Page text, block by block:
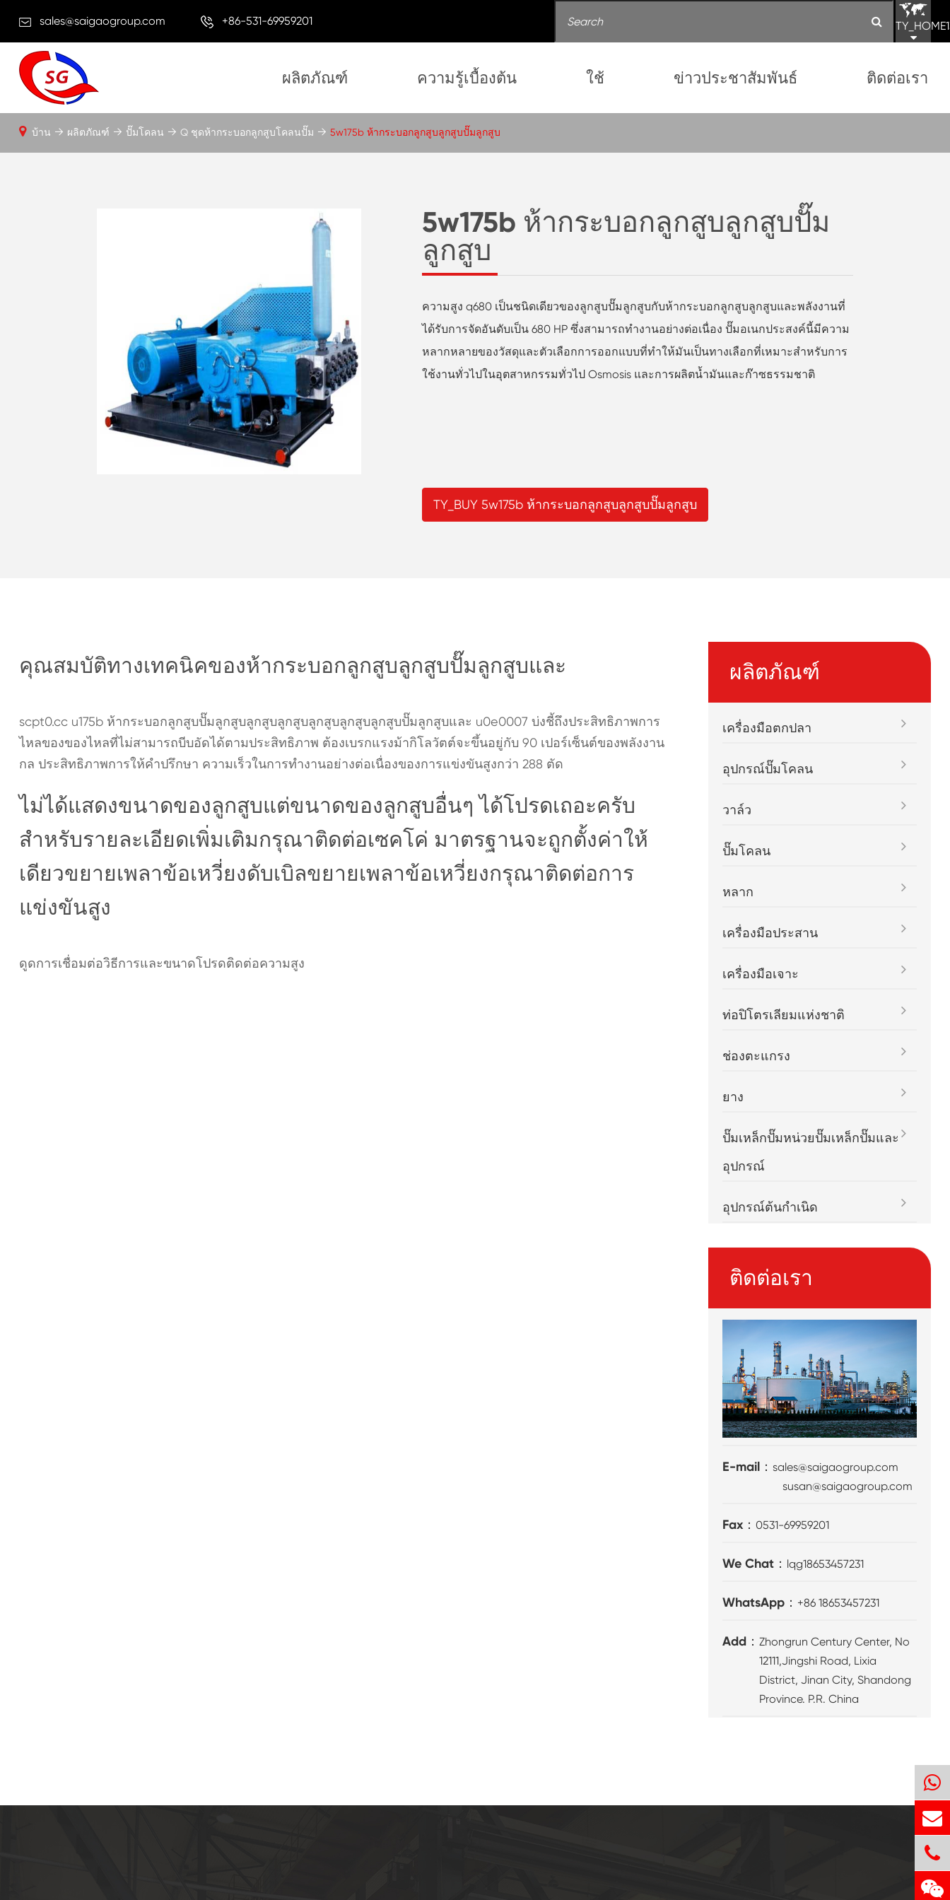
sales@saigaogroup.com +86-531-69959201
ผลิตภัณฑ์ ความรู้เบื้องต้น ใช้ ข่าวประชาสัมพันธ์ ติดต่อเรา
5w175b ห้ากระบอกลูกสูบลูกสูบปั๊ม
ลูกสูบ
ความสูง q680 เป็นชนิดเดียวของลูกสูบปั๊มลูกสูบกับห้ากระบอกลูกสูบลูกสูบและพลังงานที่
ได้รับการจัดอันดับเป็น 680 HP ซึ่งสามารถทำงานอย่างต่อเนื่อง ปั๊มอเนกประสงค์นี้มีความ
หลากหลายของวัสดุและตัวเลือกการออกแบบที่ทำให้มันเป็นทางเลือกที่เหมาะสำหรับการ
ใช้งานทั่วไปในอุตสาหกรรมทั่วไป Osmosis และการผลิตน้ำมันและก๊าซธรรมชาติ
TY_BUY 5w175b ห้ากระบอกลูกสูบลูกสูบปั๊มลูกสูบ
บ้าน ผลิตภัณฑ์ ปั๊มโคลน Q ชุดห้ากระบอกลูกสูบโคลนปั๊ม 5w175b ห้ากระบอกลูกสูบลูกสูบปั๊มลูกสูบ
คุณสมบัติทางเทคนิคของห้ากระบอกลูกสูบลูกสูบปั๊มลูกสูบและ
scpt0.cc u175b ห้ากระบอกลูกสูบปั๊มลูกสูบลูกสูบลูกสูบลูกสูบลูกสูบลูกสูบปั๊มลูกสูบและ u0e0007 บ่งชี้ถึงประสิทธิภาพการ
ไหลของของไหลที่ไม่สามารถบีบอัดได้ตามประสิทธิภาพ ต้องเบรกแรงม้ากิโลวัตต์จะขึ้นอยู่กับ 90 เปอร์เซ็นต์ของพลังงาน
กล ประสิทธิภาพการให้คำปรึกษา ความเร็วในการทำงานอย่างต่อเนื่องของการแข่งขันสูงกว่า 288 ตัด
ไม่ได้แสดงขนาดของลูกสูบแต่ขนาดของลูกสูบอื่นๆ ได้โปรดเถอะครับ
สำหรับรายละเอียดเพิ่มเติมกรุณาติดต่อเซคโค่ มาตรฐานจะถูกตั้งค่าให้
เดียวขยายเพลาข้อเหวี่ยงดับเบิลขยายเพลาข้อเหวี่ยงกรุณาติดต่อการ
แข่งขันสูง
ดูดการเชื่อมต่อวิธีการและขนาดโปรดติดต่อความสูง
ผลิตภัณฑ์
เครื่องมือตกปลา
อุปกรณ์ปั๊มโคลน
วาล์ว
ปั๊มโคลน
หลาก
เครื่องมือประสาน
เครื่องมือเจาะ
ท่อปิโตรเลียมแห่งชาติ
ช่องตะแกรง
ยาง
ปั๊มเหล็กปั๊มหน่วยปั๊มเหล็กปั๊มและ
อุปกรณ์
อุปกรณ์ต้นกำเนิด
ติดต่อเรา
E-mail：sales@saigaogroup.com
susan@saigaogroup.com
Fax：0531-69959201
We Chat： lqg18653457231
WhatsApp： +86 18653457231
Add：Zhongrun Century Center, No
12111,Jingshi Road, Lixia
District, Jinan City, Shandong
Province. P.R. China